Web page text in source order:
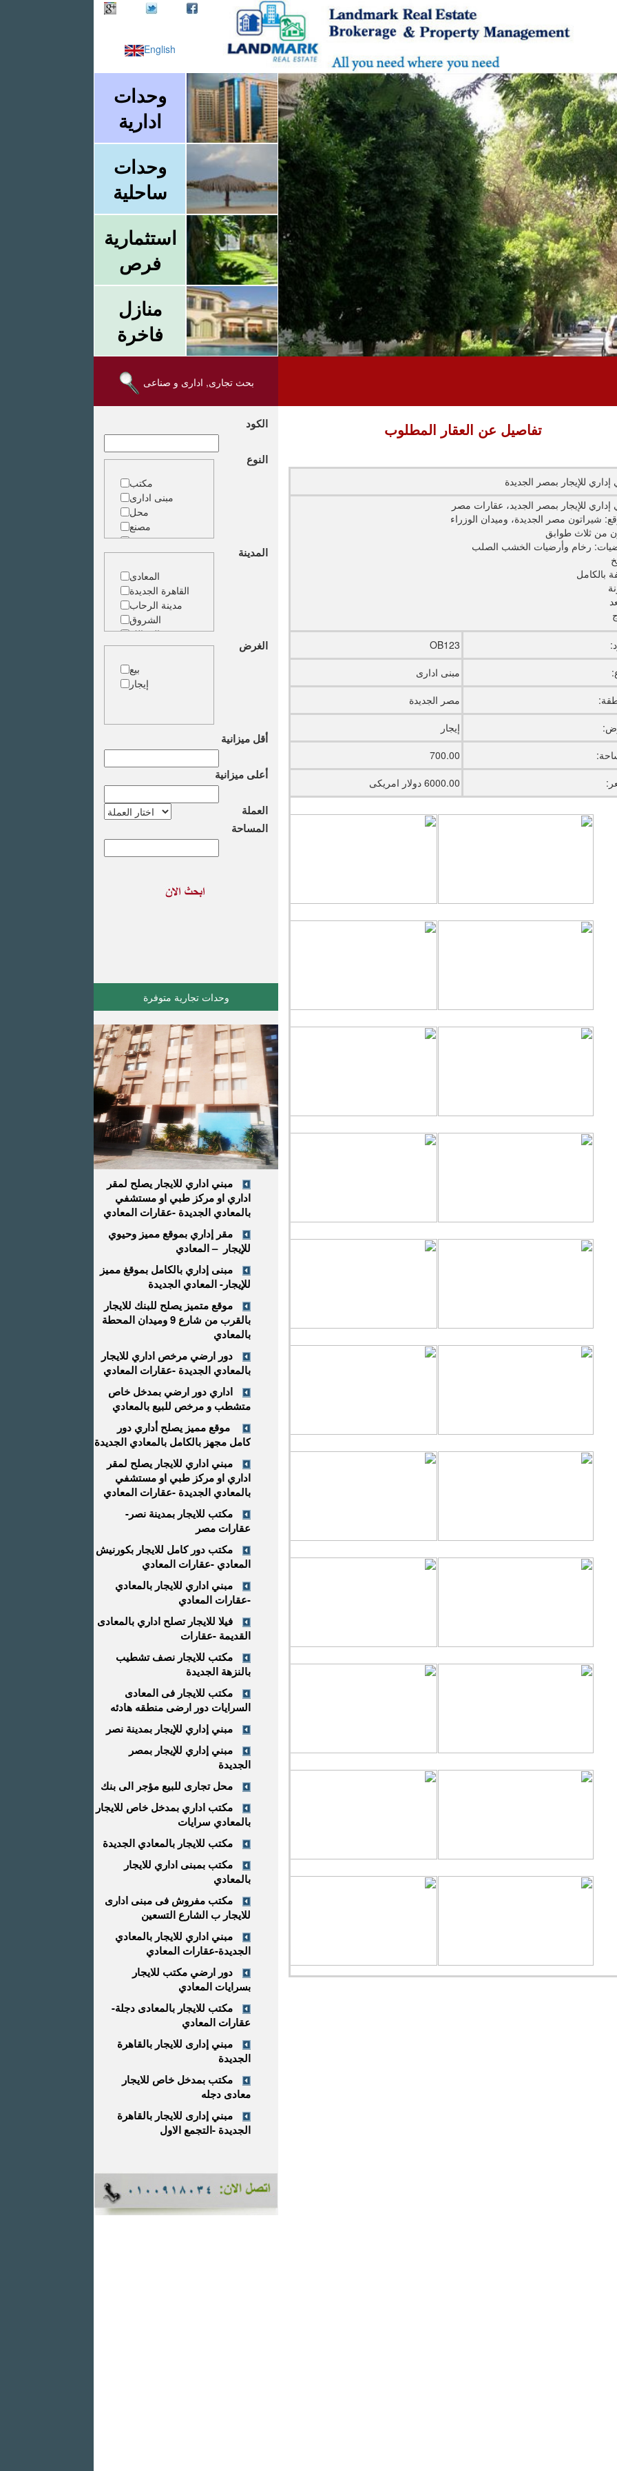
English
وحدات
ادارية
وحدات
ساحلية
استثمارية
فرص
منازل
فاخرة
تفاصيل عن العقار المطلوب
إداري للإيجار بمصر الجديدة
إداري للإيجار بمصر الجديد، عقارات مصر
شيراتون مصر الجديدة، وميدان الوزراء
من ثلاث طوابق
رخام وأرضيات الخشب الصلب
بالكامل
OB123
مبنى ادارى
مصر الجديدة
إيجار
700.00
6000.00 دولار امريكى
بحث تجارى, ادارى و صناعى
الكود
النوع
مكتب
مبنى ادارى
محل
مصنع
مخزن
ارض خدمات
المدينة
المعادى
القاهرة الجديدة
مدينة الرحاب
الشروق
الزمالك
جاردن سيتى
المهندسين
الجيزة
مدينة نصر
السادس من
طريق القاهرة
الاسكندرية
العين السخنة
الساحل الشمالى
الغرض
بيع
إيجار
أقل ميزانية
أعلى ميزانية
العملة
المساحة
وحدات تجارية متوفرة
مبني اداري للايجار يصلح لمقر
اداري او مركز طبي او مستشفي
بالمعادي الجديدة -عقارات المعادي
مقر إداري بموقع مميز وحيوي
للإيجار – المعادي
مبنى إداري بالكامل بموقغ مميز
للإيجار- المعادي الجديدة
موقع متميز يصلح للبنك للايجار
بالقرب من شارع 9 وميدان المحطة
بالمعادي
دور ارضي مرخص اداري للايجار
بالمعادي الجديدة -عقارات المعادي
اداري دور ارضي بمدخل خاص
متشطب و مرخص للبيع بالمعادي
موقع مميز يصلح أداري دور
كامل مجهز بالكامل بالمعادي الجديدة
مبني اداري للايجار يصلح لمقر
اداري او مركز طبي او مستشفي
بالمعادي الجديدة -عقارات المعادي
مكتب للايجار بمدينة نصر-
عقارات مصر
مكتب دور كامل للايجار بكورنيش
المعادي -عقارات المعادي
مبني اداري للايجار بالمعادي
-عقارات المعادي
فيلا للايجار تصلح اداري بالمعادى
القديمة -عقارات
مكتب للايجار نصف تشطيب
بالنزهة الجديدة
مكتب للايجار فى المعادى
السرايات دور ارضى منطقه هادئه
مبني إداري للإيجار بمدينة نصر
مبني إداري للإيجار بمصر
الجديدة
محل تجارى للبيع مؤجر الى بنك
مكتب اداري بمدخل خاص للايجار
بالمعادي سرايات
مكتب للايجار بالمعادي الجديدة
مكتب بمبنى اداري للايجار
بالمعادي
مكتب مفروش فى مبنى ادارى
للايجار ب الشارع التسعين
مبني اداري للايجار بالمعادي
الجديدة-عقارات المعادي
دور ارضي مكتب للايجار
بسرايات المعادي
مكتب للايجار بالمعادى دجلة-
عقارات المعادي
مبني إدارى للايجار بالقاهرة
الجديدة
مكتب بمدخل خاص للايجار
معادى دجله
مبني إدارى للايجار بالقاهرة
الجديدة -التجمع الاول